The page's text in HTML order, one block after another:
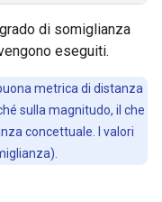
di somiglianza
eseguiti.
metrica di distanza
sulla magnitudo, il che
concettuale. I valori